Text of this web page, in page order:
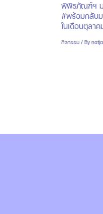
พิพิธภัณฑ์ฯ
#พร้อมกลับม
ในเดือนตุลา
กิจกรรม / By